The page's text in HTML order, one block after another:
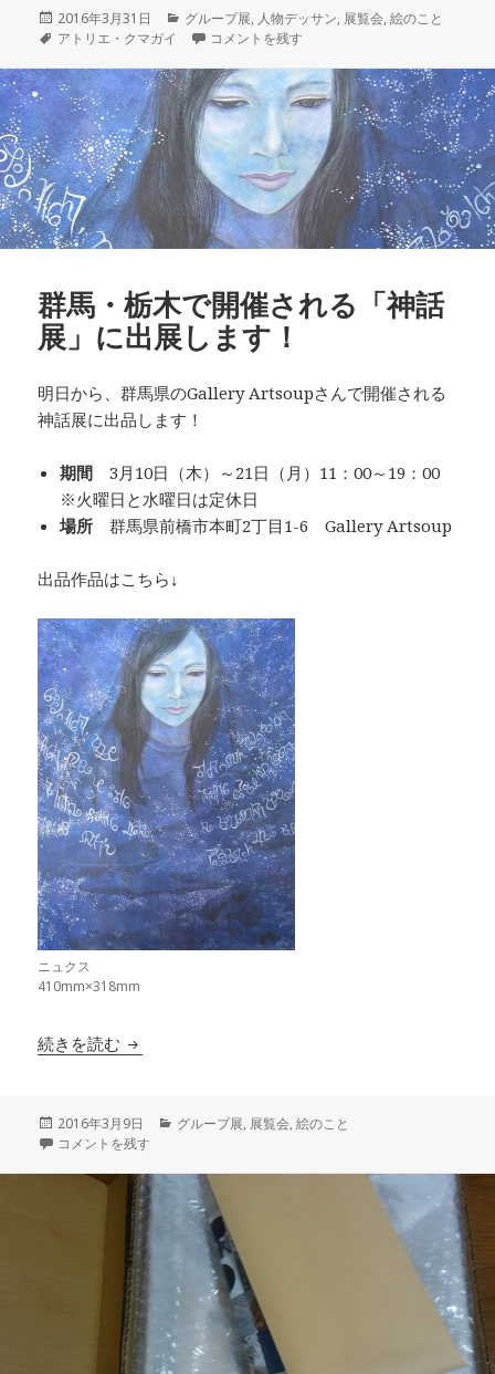
投
稿
2016年3月31日
カ
テ
リ
ー
グループ展, 人物デッサン, 展覧会,絵のこと
タ
アトリエ・クマガイ 群馬での神話展終了＆3月の人物デッサン に
コメントを残す
群馬・栃木で開催される「神話
展」に出展します！
明日から、群馬県のGallery Artsoupさんで開催される
神話展に出品します！
期間 3月10日（木）～21日（月）11：00～19：00
※火曜日と水曜日は定休日
場所 群馬県前橋市本町2丁目1-6 Gallery Artsoup
出品作品はこちら↓
ニュクス
410mm×318mm
続きを読む 群馬・栃木で開催される「神話展」に出展します
投
稿
2016年3月9日
カ
ー
グループ展, 展覧会,絵のこと
群馬・栃木で開催される「神話展」に出展します！ に
コメントを残す